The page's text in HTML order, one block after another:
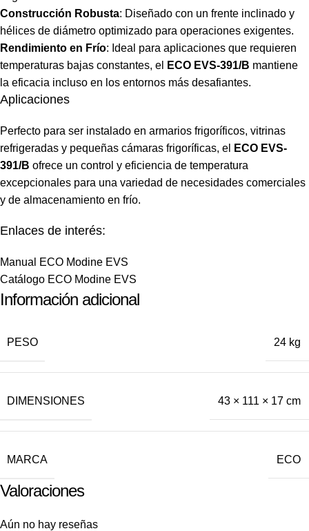
Construcción Robusta: Diseñado con un frente inclinado y
hélices de diámetro optimizado para operaciones exigentes.
Rendimiento en Frío: Ideal para aplicaciones que requieren
temperaturas bajas constantes, el
ECO EVS-391/B mantiene
la eficacia incluso en los entornos más desafiantes.
Aplicaciones
Perfecto para ser instalado en armarios frigoríficos, vitrinas
refrigeradas y pequeñas cámaras frigoríficas, el
ECO EVS-
391/B ofrece un control y eficiencia de temperatura
excepcionales para una variedad de necesidades comerciales
y de almacenamiento en frío.
Enlaces de interés:
Manual ECO Modine EVS
Catálogo ECO Modine EVS
Información adicional
PESO 24 kg
DIMENSIONES 43 × 111 × 17 cm
MARCA ECO
Valoraciones
Aún no hay reseñas